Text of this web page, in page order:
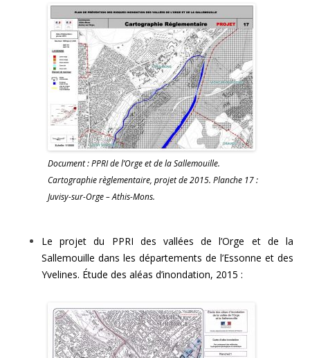
Document : PPRI de l’Orge et de la Sallemouille.
Cartographie règlementaire, projet de 2015. Planche 17 :
Juvisy-sur-Orge – Athis-Mons.
Le projet du PPRI des vallées de l’Orge et de la
Sallemouille dans les départements de l’Essonne et des
Yvelines. Étude des aléas d’inondation, 2015 :